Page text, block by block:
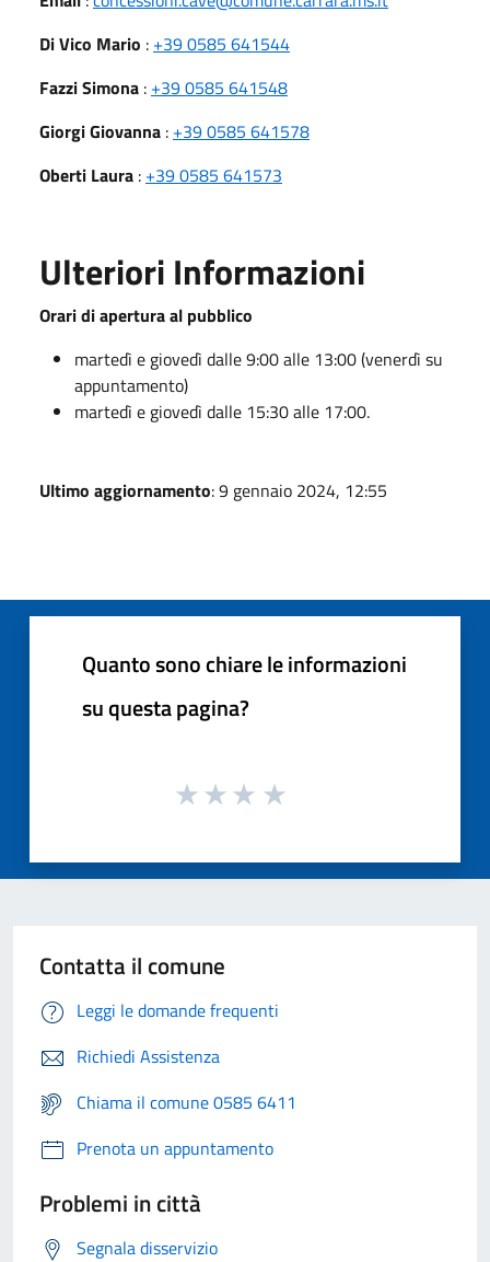
Di Vico Mario : +39 0585 641544
Fazzi Simona : +39 0585 641548
Giorgi Giovanna : +39 0585 641578
Oberti Laura : +39 0585 641573
Ulteriori Informazioni
Orari di apertura al pubblico
martedì e giovedì dalle 9:00 alle 13:00 (venerdì su
appuntamento)
martedì e giovedì dalle 15:30 alle 17:00.
Ultimo aggiornamento: 9 gennaio 2024, 12:55
Quanto sono chiare le informazioni
su questa pagina?
Contatta il comune
Leggi le domande frequenti
Richiedi Assistenza
Chiama il comune 0585 6411
Prenota un appuntamento
Problemi in città
Segnala disservizio